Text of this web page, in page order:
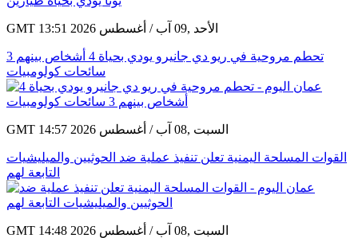
GMT 13:51 2026 الأحد ,09 آب / أغسطس
تحطم مروحية في ريو دي جانيرو يودي بحياة 4 أشخاص بينهم 3
سائحات كولومبيات
GMT 14:57 2026 السبت ,08 آب / أغسطس
القوات المسلحة اليمنية تعلن تنفيذ عملية ضد الحوثيين والميليشيات
التابعة لهم
GMT 14:48 2026 السبت ,08 آب / أغسطس